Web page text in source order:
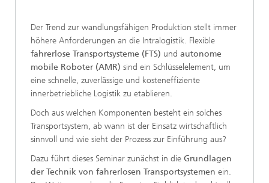
Der Trend zur wandlungsfähigen Produktion stellt immer
höhere Anforderungen an die Intralogistik. Flexible
fahrerlose Transportsysteme (FTS) und autonome
mobile Roboter (AMR) sind ein Schlüsselelement, um
eine schnelle, zuverlässige und kosteneffiziente
innerbetriebliche Logistik zu etablieren.
Doch aus welchen Komponenten besteht ein solches
Transportsystem, ab wann ist der Einsatz wirtschaftlich
sinnvoll und wie sieht der Prozess zur Einführung aus?
Dazu führt dieses Seminar zunächst in die Grundlagen
der Technik von fahrerlosen Transportsystemen ein.